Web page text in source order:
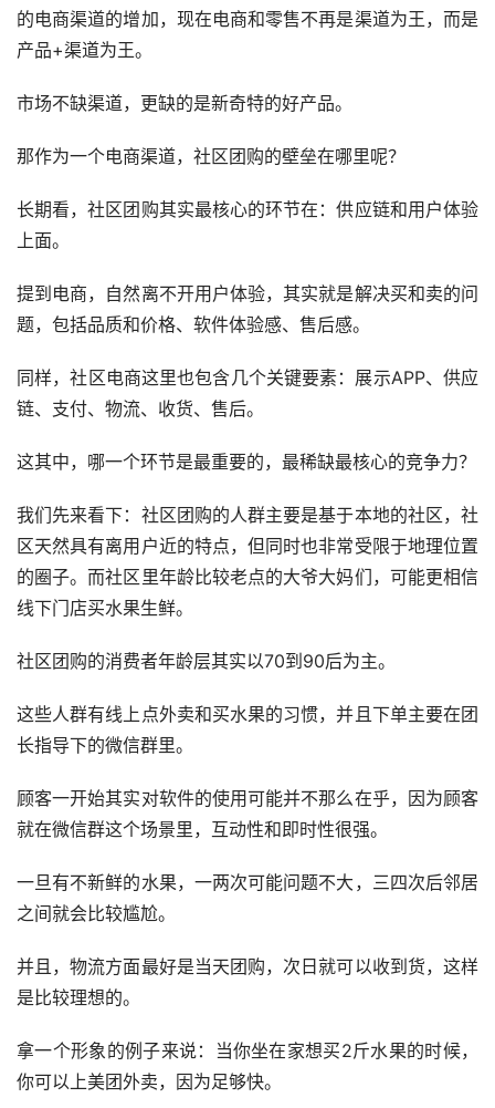
的电商渠道的增加，现在电商和零售不再是渠道为王，而是
产品+渠道为王。
市场不缺渠道，更缺的是新奇特的好产品。
那作为一个电商渠道，社区团购的壁垒在哪里呢？
长期看，社区团购其实最核心的环节在：供应链和用户体验
上面。
提到电商，自然离不开用户体验，其实就是解决买和卖的问
题，包括品质和价格、软件体验感、售后感。
同样，社区电商这里也包含几个关键要素：展示APP、供应
链、支付、物流、收货、售后。
这其中，哪一个环节是最重要的，最稀缺最核心的竞争力？
我们先来看下：社区团购的人群主要是基于本地的社区，社
区天然具有离用户近的特点，但同时也非常受限于地理位置
的圈子。而社区里年龄比较老点的大爷大妈们，可能更相信
线下门店买水果生鲜。
社区团购的消费者年龄层其实以70到90后为主。
这些人群有线上点外卖和买水果的习惯，并且下单主要在团
长指导下的微信群里。
顾客一开始其实对软件的使用可能并不那么在乎，因为顾客
就在微信群这个场景里，互动性和即时性很强。
一旦有不新鲜的水果，一两次可能问题不大，三四次后邻居
之间就会比较尴尬。
并且，物流方面最好是当天团购，次日就可以收到货，这样
是比较理想的。
拿一个形象的例子来说：当你坐在家想买2斤水果的时候，
你可以上美团外卖，因为足够快。